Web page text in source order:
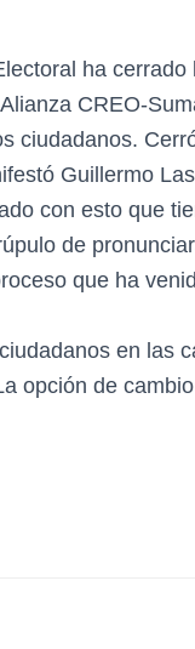
ha
CREO-
ciudadanos.
Guillermo
con esto que
de
que ha
en las
opción de